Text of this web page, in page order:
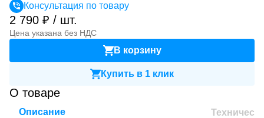
Консультация по товару
2 790 ₽ / шт.
Цена указана без НДС
В корзину
Купить в 1 клик
О товаре
Описание